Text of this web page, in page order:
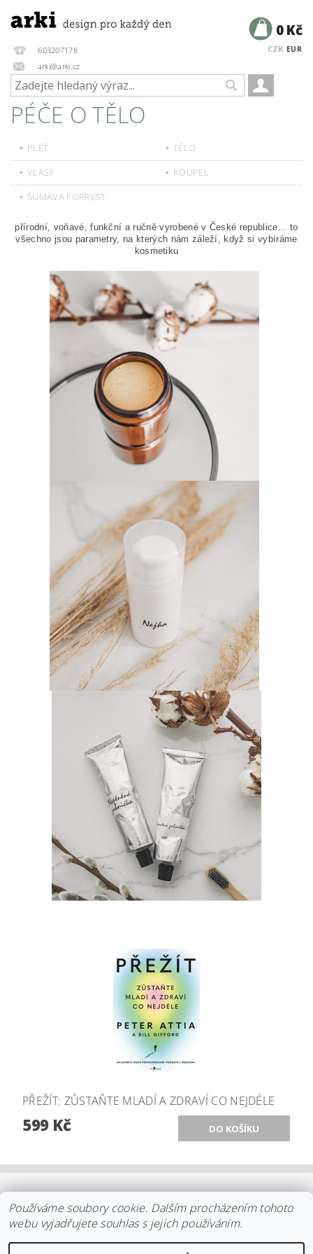
603207178
arki@arki.cz
CZK EUR
0 Kč
PÉČE O TĚLO
PLEŤ
TĚLO
VLASY
KOUPEL
ŠUMAVA FORREST
přírodní, voňavé, funkční a ručně vyrobené v České republice... to
všechno jsou parametry, na kterých nám záleží, když si vybíráme
kosmetiku
PŘEŽÍT: ZŮSTAŇTE MLADÍ A ZDRAVÍ CO NEJDÉLE
599 Kč
| KOLEKCE STELTON | DISTRIBUCE IITTALA |
REKLAMACE/ODSTOUPENÍ | VŠE O NÁKUPU | KDO JSME
KONTAKT
Používáme soubory cookie. Dalším procházením tohoto
webu vyjadřujete souhlas s jejich používáním.